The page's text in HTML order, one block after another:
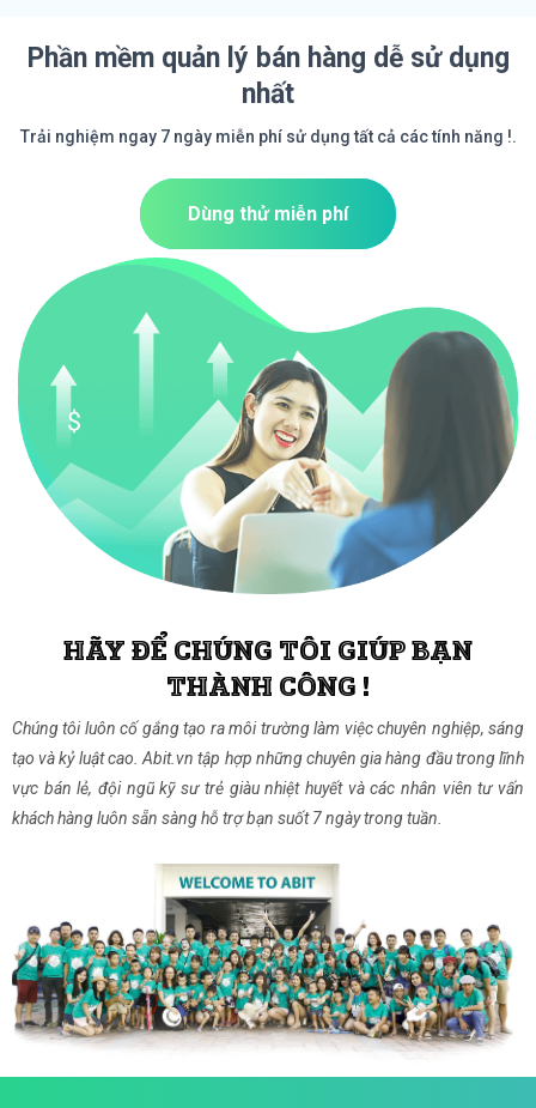
Phần mềm quản lý bán hàng dễ sử dụng
nhất
Trải nghiệm ngay 7 ngày miễn phí sử dụng tất cả các tính năng !.
Dùng thử miễn phí
HÃY ĐỂ CHÚNG TÔI GIÚP BẠN
THÀNH CÔNG !
Chúng tôi luôn cố gắng tạo ra môi trường làm việc chuyên nghiệp, sáng
tạo và kỷ luật cao. Abit.vn tập hợp những chuyên gia hàng đầu trong lĩnh
vực bán lẻ, đội ngũ kỹ sư trẻ giàu nhiệt huyết và các nhân viên tư vấn
khách hàng luôn sẵn sàng hỗ trợ bạn suốt 7 ngày trong tuần.